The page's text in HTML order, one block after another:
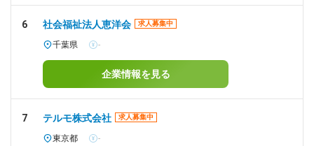
6 社会福祉法人恵洋会 求人募集中
千葉県 -
企業情報を見る
7 テルモ株式会社 求人募集中
東京都 -